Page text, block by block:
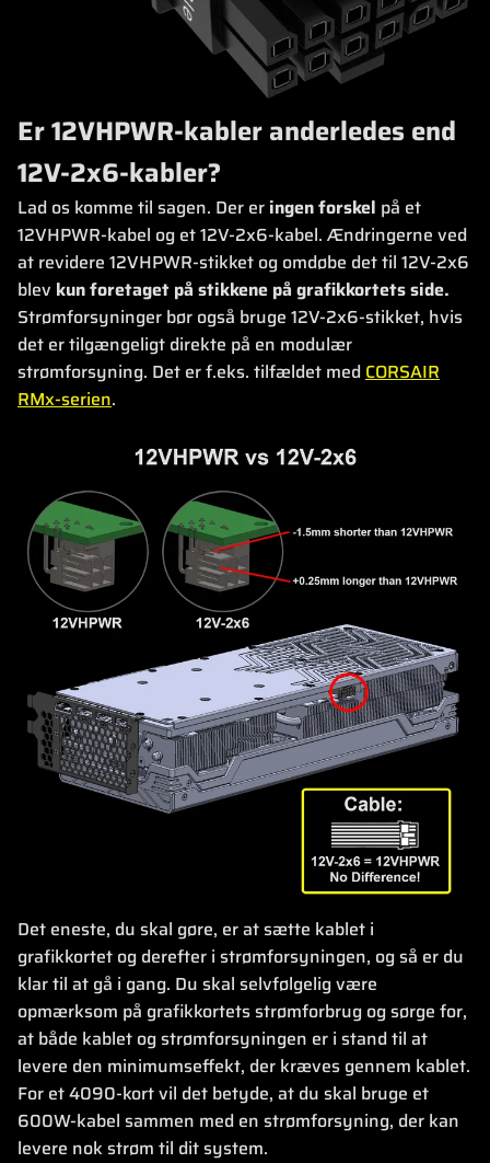
Er 12VHPWR-kabler anderledes end
12V-2x6-kabler?
Lad os komme til sagen. Der er ingen forskel på et
12VHPWR-kabel og et 12V-2x6-kabel. Ændringerne ved
at revidere 12VHPWR-stikket og omdøbe det til 12V-2x6
blev kun foretaget på stikkene på grafikkortets side.
Strømforsyninger bør også bruge 12V-2x6-stikket, hvis
det er tilgængeligt direkte på en modulær
strømforsyning. Det er f.eks. tilfældet medCORSAIR
RMx-serien.
Det eneste, du skal gøre, er at sætte kablet i
grafikkortet og derefter i strømforsyningen, og så er du
klar til at gå i gang. Du skal selvfølgelig være
opmærksom på grafikkortets strømforbrug og sørge for,
at både kablet og strømforsyningen er i stand til at
levere den minimumseffekt, der kræves gennem kablet.
For et 4090-kort vil det betyde, at du skal bruge et
600W-kabel sammen med en strømforsyning, der kan
levere nok strøm til dit system.